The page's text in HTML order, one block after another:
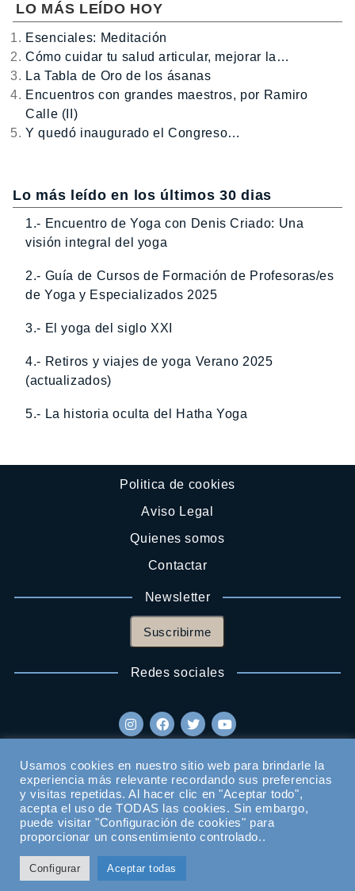
LO MÁS LEÍDO HOY
Esenciales: Meditación
Cómo cuidar tu salud articular, mejorar la…
La Tabla de Oro de los ásanas
Encuentros con grandes maestros, por Ramiro
Calle (II)
Y quedó inaugurado el Congreso…
Lo más leído en los últimos 30 dias
1.- Encuentro de Yoga con Denis Criado: Una
visión integral del yoga
2.- Guía de Cursos de Formación de Profesoras/es
de Yoga y Especializados 2025
3.- El yoga del siglo XXI
4.- Retiros y viajes de yoga Verano 2025
(actualizados)
5.- La historia oculta del Hatha Yoga
Politica de cookies
Aviso Legal
Quienes somos
Contactar
Newsletter
Suscribirme
Redes sociales
Usamos cookies en nuestro sitio web para brindarle la
experiencia más relevante recordando sus preferencias
y visitas repetidas. Al hacer clic en "Aceptar todo",
acepta el uso de TODAS las cookies. Sin embargo,
puede visitar "Configuración de cookies" para
proporcionar un consentimiento controlado..
Configurar Aceptar todas